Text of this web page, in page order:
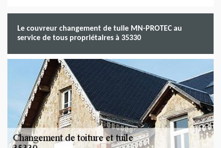
Le couvreur changement de tuile MN-PROTEC au
service de tous propriétaires à 35330